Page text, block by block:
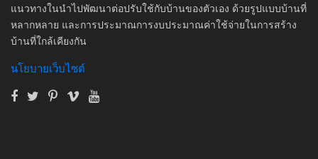
แนวทางในนำไปพัฒนาต่อปรับใช้กับบ้านของตัวเอง ด้วยรูปแบบบ้านที่
หลากหลาย และการประมาณการงบประมาณค่าใช้จ่ายในการสร้าง
บ้านที่ใกล้เคียงกัน
นโยบายเว็บไซต์